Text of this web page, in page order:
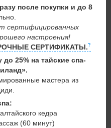
после покупки и до 8
сертифицированных
настроения!
СЕРТИФИКАТЫ.
до 25% на тайские спа-
мастера из
кедра
(60 минут)